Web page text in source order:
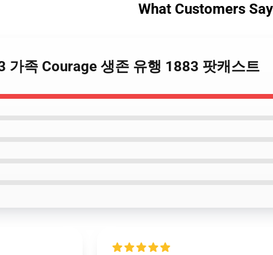
What Customers Say
가족 Courage 생존 유행 1883 팟캐스트